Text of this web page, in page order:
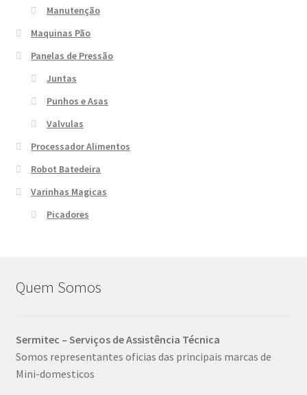
Manutenção
Maquinas Pão
Panelas de Pressão
Juntas
Punhos e Asas
Valvulas
Processador Alimentos
Robot Batedeira
Varinhas Magicas
Picadores
Quem Somos
Sermitec – Serviços de Assistência Técnica
Somos representantes oficias das principais marcas de
Mini-domesticos